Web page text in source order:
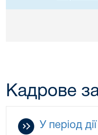
Кадрове
У період